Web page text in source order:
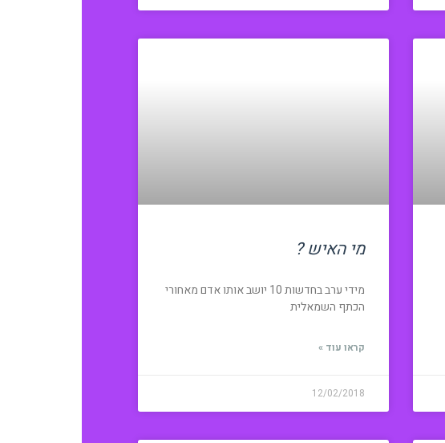
מי האיש ?
מידי ערב בחדשות 10 יושב אותו אדם מאחורי
הכתף השמאלית
קראו עוד »
12/02/2018